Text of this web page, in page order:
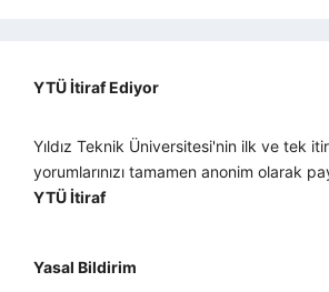
YTÜ İtiraf Ediyor
Yıldız Teknik Üniversitesi'nin ilk ve tek
yorumlarınızı tamamen anonim olarak
YTÜ İtiraf
Yasal Bildirim